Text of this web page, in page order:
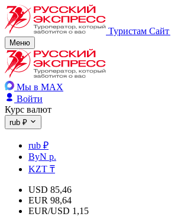
Туристам Сайт
Меню
Мы в MAX
Войти
Курс валют
rub ₽
rub ₽
ByN р.
KZT ₸
USD 85,46
EUR 98,64
EUR/USD 1,15